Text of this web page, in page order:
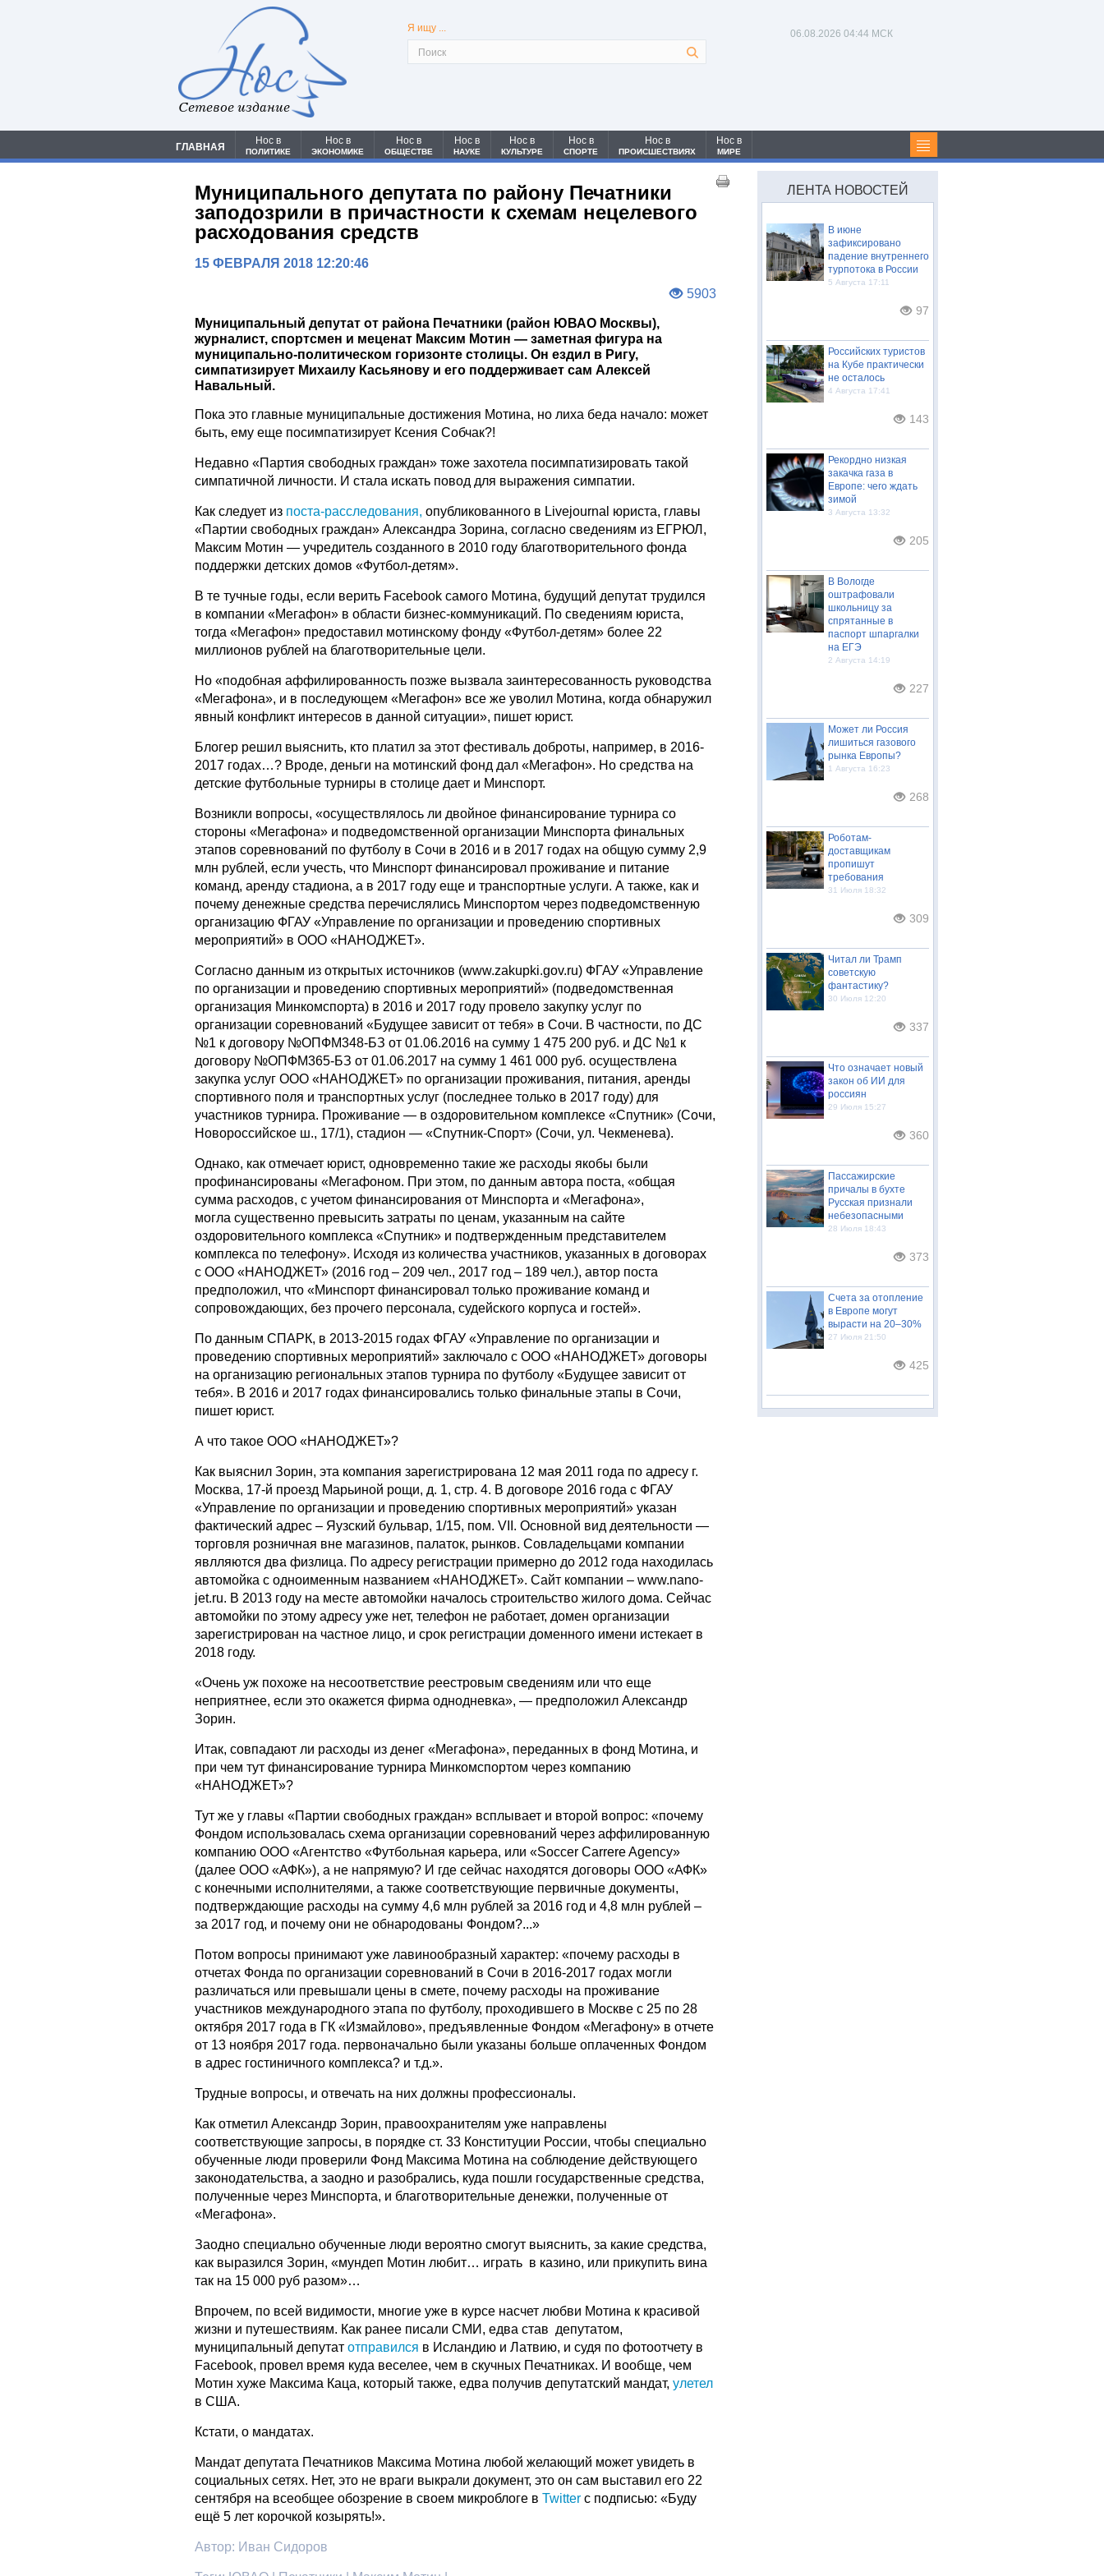
Сетевое издание
Я ищу ... 06.08.2026 04:44 МСК
ГЛАВНАЯ
Нос в
ПОЛИТИКЕ
Нос в
ЭКОНОМИКЕ
Нос в
ОБЩЕСТВЕ
Нос в
НАУКЕ
Нос в
КУЛЬТУРЕ
Нос в
СПОРТЕ
Нос в
ПРОИСШЕСТВИЯХ
Нос в
МИРЕ
Муниципального депутата по району Печатники
заподозрили в причастности к схемам нецелевого
расходования средств
15 ФЕВРАЛЯ 2018 12:20:46
5903
Муниципальный депутат от района Печатники (район ЮВАО Москвы),
журналист, спортсмен и меценат Максим Мотин — заметная фигура на
муниципально-политическом горизонте столицы. Он ездил в Ригу,
симпатизирует Михаилу Касьянову и его поддерживает сам Алексей
Навальный.
Пока это главные муниципальные достижения Мотина, но лиха беда начало: может
быть, ему еще посимпатизирует Ксения Собчак?!
Недавно «Партия свободных граждан» тоже захотела посимпатизировать такой
симпатичной личности. И стала искать повод для выражения симпатии.
Как следует из поста-расследования, опубликованного в Livejournal юриста, главы
«Партии свободных граждан» Александра Зорина, согласно сведениям из ЕГРЮЛ,
Максим Мотин — учредитель созданного в 2010 году благотворительного фонда
поддержки детских домов «Футбол-детям».
В те тучные годы, если верить Facebook самого Мотина, будущий депутат трудился
в компании «Мегафон» в области бизнес-коммуникаций. По сведениям юриста,
тогда «Мегафон» предоставил мотинскому фонду «Футбол-детям» более 22
миллионов рублей на благотворительные цели.
Но «подобная аффилированность позже вызвала заинтересованность руководства
«Мегафона», и в последующем «Мегафон» все же уволил Мотина, когда обнаружил
явный конфликт интересов в данной ситуации», пишет юрист.
Блогер решил выяснить, кто платил за этот фестиваль доброты, например, в 2016-
2017 годах…? Вроде, деньги на мотинский фонд дал «Мегафон». Но средства на
детские футбольные турниры в столице дает и Минспорт.
Возникли вопросы, «осуществлялось ли двойное финансирование турнира со
стороны «Мегафона» и подведомственной организации Минспорта финальных
этапов соревнований по футболу в Сочи в 2016 и в 2017 годах на общую сумму 2,9
млн рублей, если учесть, что Минспорт финансировал проживание и питание
команд, аренду стадиона, а в 2017 году еще и транспортные услуги. А также, как и
почему денежные средства перечислялись Минспортом через подведомственную
организацию ФГАУ «Управление по организации и проведению спортивных
мероприятий» в ООО «НАНОДЖЕТ».
Согласно данным из открытых источников (www.zakupki.gov.ru) ФГАУ «Управление
по организации и проведению спортивных мероприятий» (подведомственная
организация Минкомспорта) в 2016 и 2017 году провело закупку услуг по
организации соревнований «Будущее зависит от тебя» в Сочи. В частности, по ДС
№1 к договору №ОПФМ348-БЗ от 01.06.2016 на сумму 1 475 200 руб. и ДС №1 к
договору №ОПФМ365-БЗ от 01.06.2017 на сумму 1 461 000 руб. осуществлена
закупка услуг ООО «НАНОДЖЕТ» по организации проживания, питания, аренды
спортивного поля и транспортных услуг (последнее только в 2017 году) для
участников турнира. Проживание — в оздоровительном комплексе «Спутник» (Сочи,
Новороссийское ш., 17/1), стадион — «Спутник-Спорт» (Сочи, ул. Чекменева).
Однако, как отмечает юрист, одновременно такие же расходы якобы были
профинансированы «Мегафоном. При этом, по данным автора поста, «общая
сумма расходов, с учетом финансирования от Минспорта и «Мегафона»,
могла существенно превысить затраты по ценам, указанным на сайте
оздоровительного комплекса «Спутник» и подтвержденным представителем
комплекса по телефону». Исходя из количества участников, указанных в договорах
с ООО «НАНОДЖЕТ» (2016 год – 209 чел., 2017 год – 189 чел.), автор поста
предположил, что «Минспорт финансировал только проживание команд и
сопровождающих, без прочего персонала, судейского корпуса и гостей».
По данным СПАРК, в 2013-2015 годах ФГАУ «Управление по организации и
проведению спортивных мероприятий» заключало с ООО «НАНОДЖЕТ» договоры
на организацию региональных этапов турнира по футболу «Будущее зависит от
тебя». В 2016 и 2017 годах финансировались только финальные этапы в Сочи,
пишет юрист.
А что такое ООО «НАНОДЖЕТ»?
Как выяснил Зорин, эта компания зарегистрирована 12 мая 2011 года по адресу г.
Москва, 17-й проезд Марьиной рощи, д. 1, стр. 4. В договоре 2016 года с ФГАУ
«Управление по организации и проведению спортивных мероприятий» указан
фактический адрес – Яузский бульвар, 1/15, пом. VII. Основной вид деятельности —
торговля розничная вне магазинов, палаток, рынков. Совладельцами компании
явлляются два физлица. По адресу регистрации примерно до 2012 года находилась
автомойка с одноименным названием «НАНОДЖЕТ». Сайт компании – www.nano-
jet.ru. В 2013 году на месте автомойки началось строительство жилого дома. Сейчас
автомойки по этому адресу уже нет, телефон не работает, домен организации
зарегистрирован на частное лицо, и срок регистрации доменного имени истекает в
2018 году.
«Очень уж похоже на несоответствие реестровым сведениям или что еще
неприятнее, если это окажется фирма однодневка», — предположил Александр
Зорин.
Итак, совпадают ли расходы из денег «Мегафона», переданных в фонд Мотина, и
при чем тут финансирование турнира Минкомспортом через компанию
«НАНОДЖЕТ»?
Тут же у главы «Партии свободных граждан» всплывает и второй вопрос: «почему
Фондом использовалась схема организации соревнований через аффилированную
компанию ООО «Агентство «Футбольная карьера, или «Soccer Carrere Agency»
(далее ООО «АФК»), а не напрямую? И где сейчас находятся договоры ООО «АФК»
с конечными исполнителями, а также соответствующие первичные документы,
подтверждающие расходы на сумму 4,6 млн рублей за 2016 год и 4,8 млн рублей –
за 2017 год, и почему они не обнародованы Фондом?...»
Потом вопросы принимают уже лавинообразный характер: «почему расходы в
отчетах Фонда по организации соревнований в Сочи в 2016-2017 годах могли
различаться или превышали цены в смете, почему расходы на проживание
участников международного этапа по футболу, проходившего в Москве с 25 по 28
октября 2017 года в ГК «Измайлово», предъявленные Фондом «Мегафону» в отчете
от 13 ноября 2017 года. первоначально были указаны больше оплаченных Фондом
в адрес гостиничного комплекса? и т.д.».
Трудные вопросы, и отвечать на них должны профессионалы.
Как отметил Александр Зорин, правоохранителям уже направлены
соответствующие запросы, в порядке ст. 33 Конституции России, чтобы специально
обученные люди проверили Фонд Максима Мотина на соблюдение действующего
законодательства, а заодно и разобрались, куда пошли государственные средства,
полученные через Минспорта, и благотворительные денежки, полученные от
«Мегафона».
Заодно специально обученные люди вероятно смогут выяснить, за какие средства,
как выразился Зорин, «мундеп Мотин любит… играть в казино, или прикупить вина
так на 15 000 руб разом»…
Впрочем, по всей видимости, многие уже в курсе насчет любви Мотина к красивой
жизни и путешествиям. Как ранее писали СМИ, едва став депутатом,
муниципальный депутатотправился в Исландию и Латвию, и судя по фотоотчету в
Facebook, провел время куда веселее, чем в скучных Печатниках. И вообще, чем
Мотин хуже Максима Каца, который также, едва получив депутатский мандат,улетел
в США.
Кстати, о мандатах.
Мандат депутата Печатников Максима Мотина любой желающий может увидеть в
социальных сетях. Нет, это не враги выкрали документ, это он сам выставил его 22
сентября на всеобщее обозрение в своем микроблоге вTwitterс подписью: «Буду
ещё 5 лет корочкой козырять!».
Автор: Иван Сидоров
ЛЕНТА НОВОСТЕЙ
В июне
зафиксировано
падение внутреннего
турпотока в России
5 Августа 17:11
97
Российских туристов
на Кубе практически
не осталось
4 Августа 17:41
143
Рекордно низкая
закачка газа в
Европе: чего ждать
зимой
3 Августа 13:32
205
В Вологде
оштрафовали
школьницу за
спрятанные в
паспорт шпаргалки
на ЕГЭ
2 Августа 14:19
227
Может ли Россия
лишиться газового
рынка Европы?
1 Августа 16:23
268
Роботам-
доставщикам
пропишут
требования
31 Июля 18:32
309
Читал ли Трамп
советскую
фантастику?
30 Июля 12:20
337
Что означает новый
закон об ИИ для
россиян
29 Июля 15:27
360
Пассажирские
причалы в бухте
Русская признали
небезопасными
28 Июля 18:43
373
Счета за отопление
в Европе могут
вырасти на 20–30%
27 Июля 21:50
425